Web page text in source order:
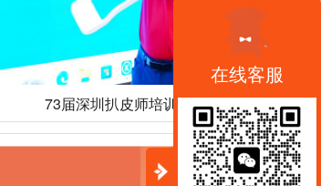
73届深圳扒皮师培训
在线客服